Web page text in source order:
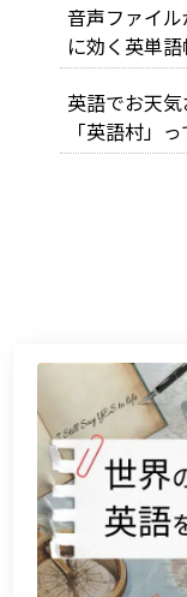
音声ファイ
に効く英単
英語でお天
「英語村」